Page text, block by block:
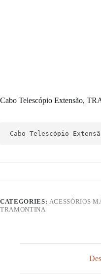
Cabo Telescópio Extensão,
Cabo Telescópio
CATEGORIES: ACESSÓRIOS
TRAMONTINA